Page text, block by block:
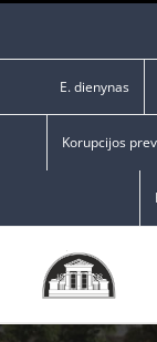
E. dienynas
Korupcijos